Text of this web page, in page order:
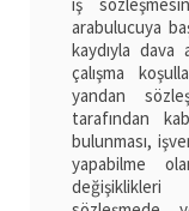
arabulucuya
kaydıyla dava
çalışma
yandan
tarafından
bulunması,
yapabilme